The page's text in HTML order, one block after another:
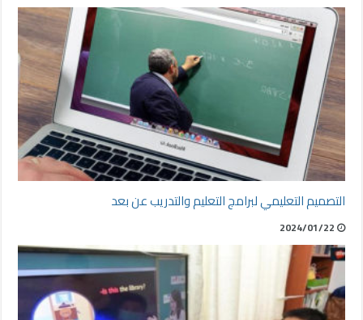
التصميم التعليمي لبرامج التعليم والتدريب عن بعد
2024/01/22